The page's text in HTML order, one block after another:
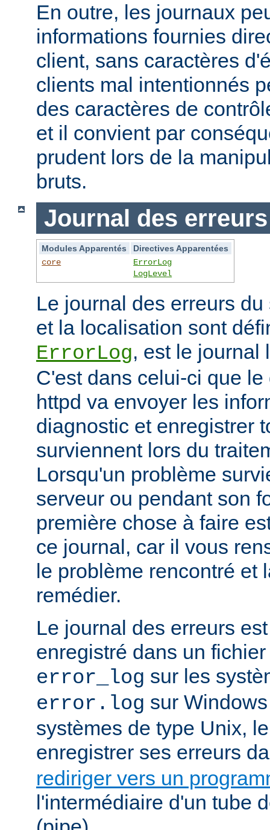
En outre, les journaux
informations fournies
client, sans caractères
clients mal intentionnés
des caractères de
et il convient par
prudent lors de la
bruts.
Journal des erreurs
Modules Apparentés
Directives Apparentées
core
ErrorLog
LogLevel
Le journal des erreurs
et la localisation sont
ErrorLog, est le journal
C'est dans celui-ci que
httpd va envoyer les
diagnostic et enregistrer
surviennent lors du
Lorsqu'un problème
serveur ou pendant son
première chose à faire
ce journal, car il vous
le problème rencontré et
remédier.
Le journal des erreurs
enregistré dans un
error_log sur les
error.log sur
systèmes de type Unix,
enregistrer ses erreurs
rediriger vers un
l'intermédiaire d'un tube